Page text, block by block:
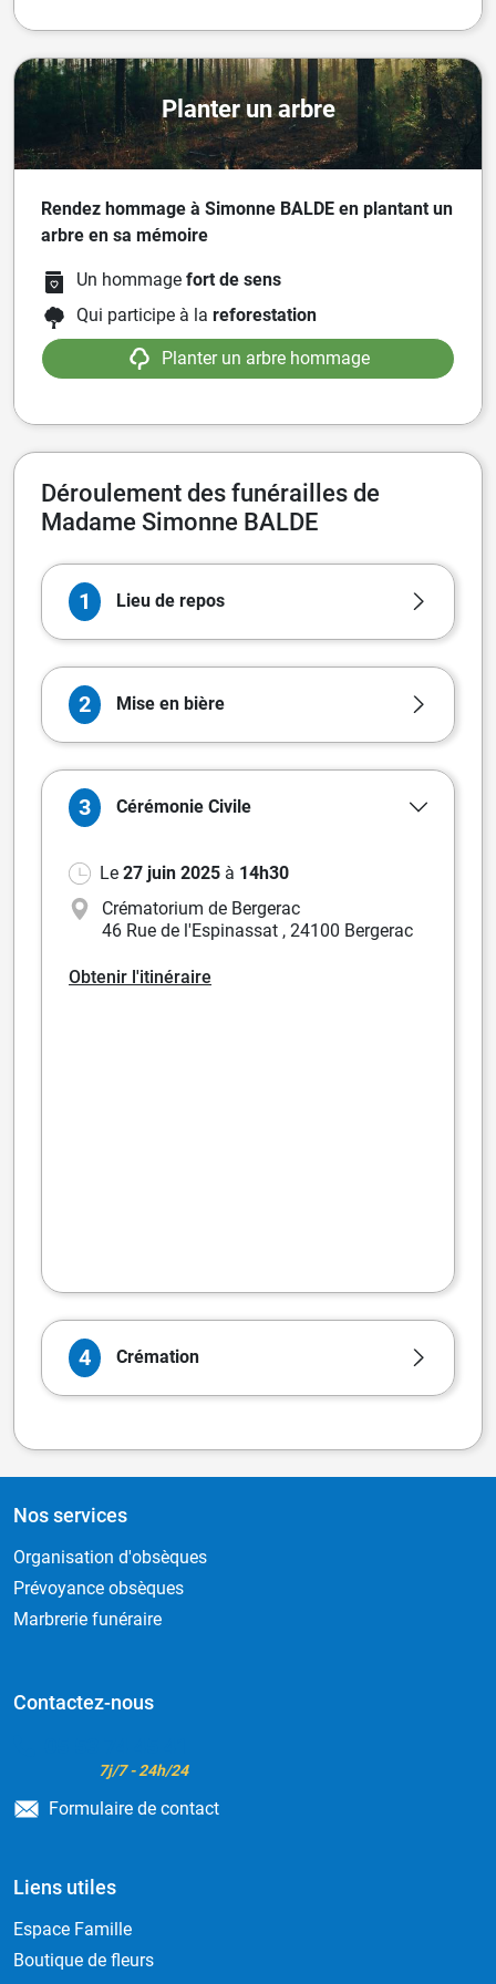
Planter un arbre
Rendez hommage à Simonne BALDE en plantant un
arbre en sa mémoire
Un hommage fort de sens
Qui participe à la reforestation
Planter un arbre hommage
Déroulement des funérailles de
Madame Simonne BALDE
1 Lieu de repos
2 Mise en bière
3 Cérémonie Civile
Le 27 juin 2025 à 14h30
Crématorium de Bergerac
46 Rue de l'Espinassat , 24100 Bergerac
Obtenir l'itinéraire
4 Crémation
Nos services
Organisation d'obsèques
Prévoyance obsèques
Marbrerie funéraire
Contactez-nous
7j/7 - 24h/24
Formulaire de contact
Liens utiles
Espace Famille
Boutique de fleurs